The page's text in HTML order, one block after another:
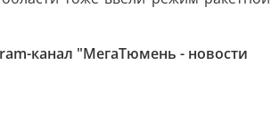
канал "МегаТюмень - новости